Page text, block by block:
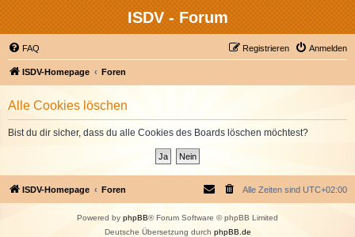
ISDV - Forum
FAQ Anmelden
Registrieren
ISDV-Homepage Foren
Alle Cookies löschen
Bist du dir sicher, dass du alle Cookies des Boards löschen möchtest?
ISDV-Homepage Foren Alle Zeiten sind UTC+02:00
Powered by phpBB® Forum Software © phpBB Limited
Deutsche Übersetzung durch phpBB.de